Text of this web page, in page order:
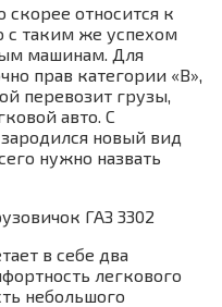
скорее относится к
с таким же успехом
машинам. Для
прав категории «B»,
перевозит грузы,
авто. С
новый вид
нужно назвать
ГАЗ 3302
в себе два
легкового
небольшого